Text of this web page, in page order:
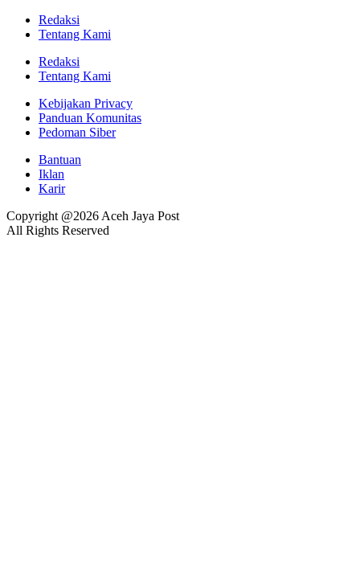
Redaksi
Tentang Kami
Redaksi
Tentang Kami
Kebijakan Privacy
Panduan Komunitas
Pedoman Siber
Bantuan
Iklan
Karir
Copyright @2026 Aceh Jaya Post
All Rights Reserved